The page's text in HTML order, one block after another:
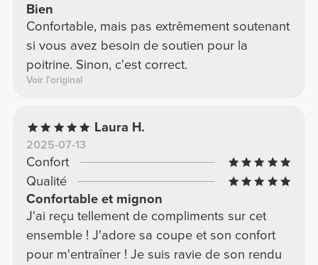
Bien
Confortable, mais pas extrêmement soutenant
si vous avez besoin de soutien pour la
poitrine. Sinon, c'est correct.
Voir l'original
Laura H.
2025-07-13
Confort
Qualité
Confortable et mignon
J'ai reçu tellement de compliments sur cet
ensemble ! J'adore sa coupe et son confort
pour m'entraîner ! Je suis ravie de son rendu